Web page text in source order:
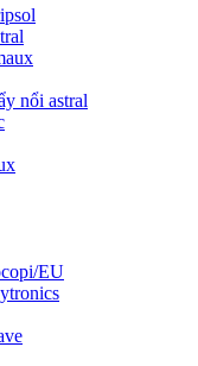
nổi astral
EU